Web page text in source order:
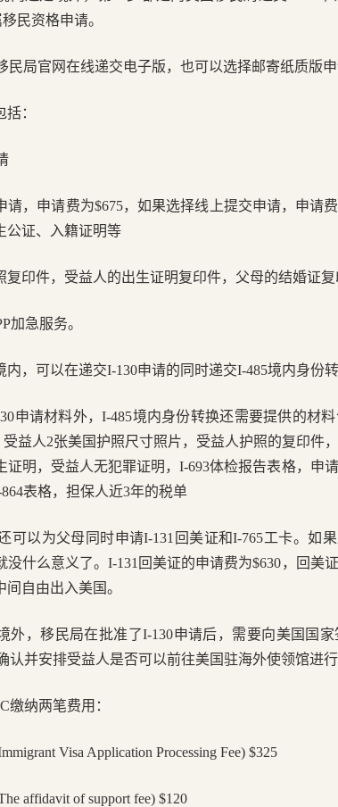
民资格申请。
民局官网在线递交电子版，也可以选择邮寄纸质版申
：
请，申请费为$675，如果选择线上提交申请，申请
公证、入籍证明等
复印件，受益人的出生证明复印件，父母的结婚证
加急服务。
，可以在递交I-130申请的同时递交I-485境内身份转
申请材料外，I-485境内身份转换还需要提供的材
受益人2张美国护照尺寸照片，受益人护照的复印件
证明，受益人无犯罪证明，I-693体检报告表格，申
表格，担保人近3年的税单
可以为父母同时申请I-131回美证和I-765工卡。如
没什么意义了。I-131回美证的申请费为$630，回美
自由出入美国。
，移民局在批准了I-130申请后，需要向美国国家
认并安排受益人是否可以前往美国驻海外使领馆进行
缴纳两笔费用：
Visa Application Processing Fee) $325
affidavit of support fee) $120